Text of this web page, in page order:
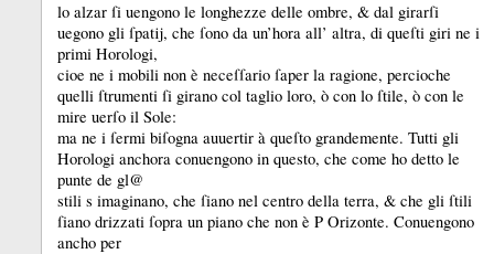
lo alzar ſi uengono le longhezze delle ombre, & dal girarſi
uegono gli ſpatĳ, che ſono da un’hora all’ altra, di queſti giri ne i
primi Horologi,
cioe ne i mobili non è neceſſario ſaper la ragione, percioche
quelli ſtrumenti ſi girano col taglio loro, ò con lo ſtile, ò con le
mire uerſo il Sole:
ma ne i ſermi biſogna auuertir à queſto grandemente. Tutti gli
Horologi anchora conuengono in questo, che come ho detto le
punte de gl@
stili s imaginano, che ſiano nel centro della terra, & che gli ſtili
ſiano drizzati ſopra un piano che non è P Orizonte. Conuengono
ancho per